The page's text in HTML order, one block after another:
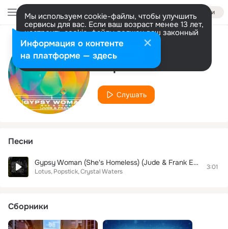
Войти
Мы используем cookie-файлы, чтобы улучшить
сервисы для вас. Если ваш возраст менее 13 лет,
настроить cookie-файлы должен ваш законный
представитель. Больше информации
Разрешить все Настроить
Исполнитель
Popstick
Слушать
Песни
Gypsy Woman (She's Homeless) (Jude & Frank Edit)
Lotus Popstick Crystal Waters
3:01
Сборники
Информация о контенте
на платформе — здесь